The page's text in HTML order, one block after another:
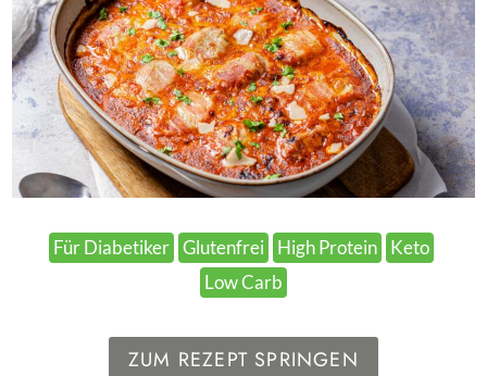
Für Diabetiker Glutenfrei High Protein
Keto
Low Carb
ZUM REZEPT SPRINGEN